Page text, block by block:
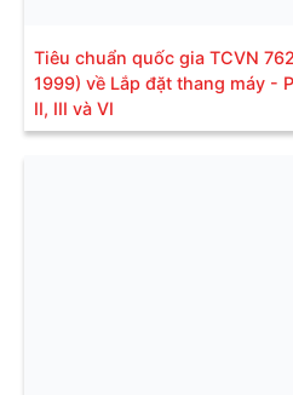
Tiêu chuẩn quốc gia TCVN
1999) về Lắp đặt thang máy -
II, III và VI